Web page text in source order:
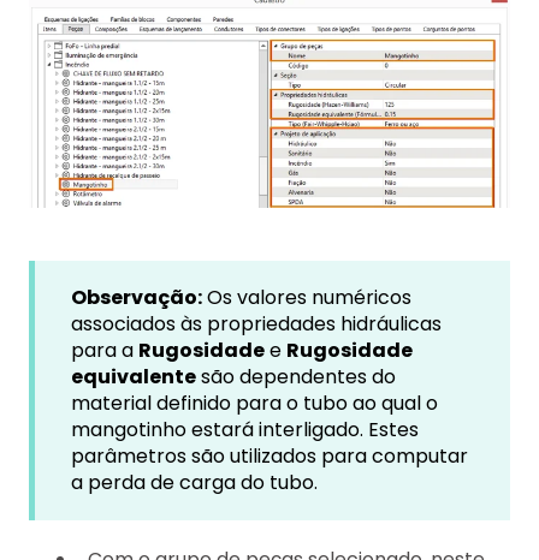
Observação:Os valores numéricos
associados às propriedades hidráulicas
para a Rugosidadee Rugosidade
equivalentesão dependentes do
material definido para o tubo ao qual o
mangotinho estará interligado. Estes
parâmetros são utilizados para computar
a perda de carga do tubo.